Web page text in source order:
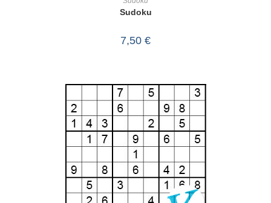
Sudoku
7,50 €